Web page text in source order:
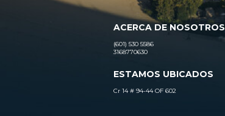
ACERCA DE NOSOTROS
(601) 530 5586
3168770630
ESTAMOS UBICADOS
Cr 14 # 94-44 OF 602